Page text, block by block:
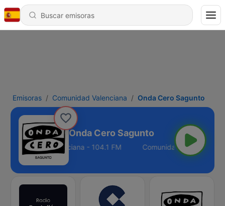
Emisoras Comunidad Valenciana Onda Cero Sagunto
Onda Cero Sagunto
Comunidad Valenciana - 104.1 FM